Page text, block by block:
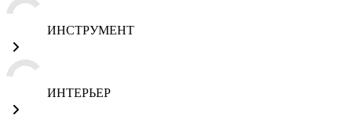
ИНСТРУМЕНТ
ИНТЕРЬЕР